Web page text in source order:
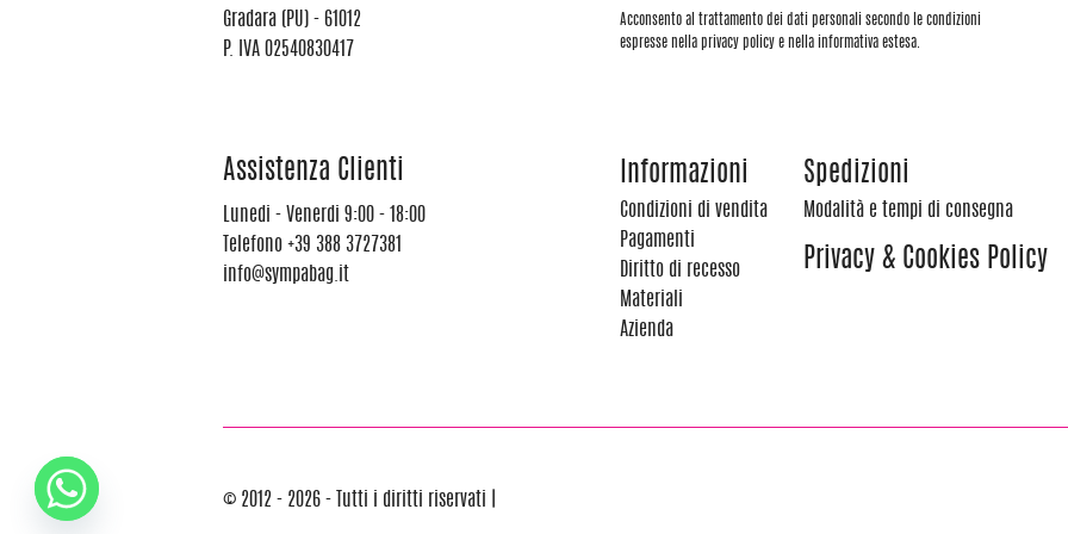
Gradara (PU) - 61012
P. IVA 02540830417
Acconsento al trattamento dei dati personali secondo le condizioni
espresse nella privacy policy e nella informativa estesa.
Assistenza Clienti
Lunedi - Venerdi 9:00 - 18:00
Telefono +39 388 3727381
info@sympabag.it
Informazioni
Condizioni di vendita
Pagamenti
Diritto di recesso
Materiali
Azienda
Spedizioni
Modalità e tempi di consegna
Privacy & Cookies Policy
© 2012 - 2026 - Tutti i diritti riservati |